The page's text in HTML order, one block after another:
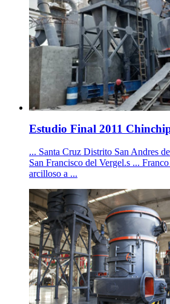
Estudio Final 2011
... Santa Cruz Distrito San Andres
San Francisco del Vergel.s ...
arcilloso a ...